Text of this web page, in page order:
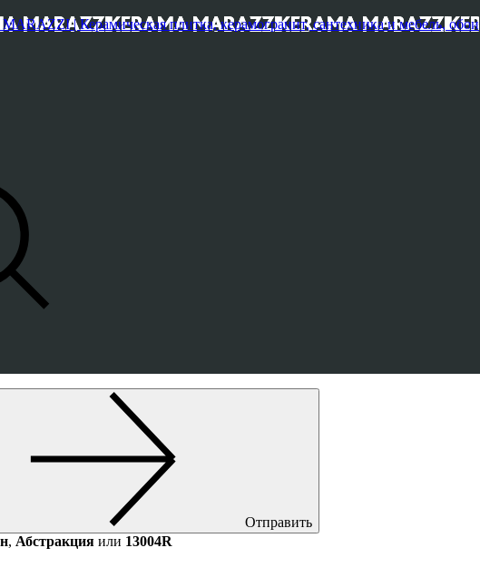
| Керамическая плитка, керамогранит, сантехника и мебель, обои
Отправить
, Абстракция или 13004R